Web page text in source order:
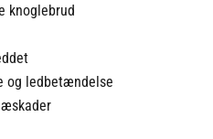
knoglebrud
og ledbetændelse